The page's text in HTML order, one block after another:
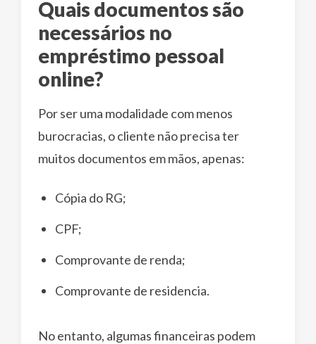
Quais documentos são
necessários no
empréstimo pessoal
online?
Por ser uma modalidade com menos
burocracias, o cliente não precisa ter
muitos documentos em mãos, apenas:
Cópia do RG;
CPF;
Comprovante de renda;
Comprovante de residencia.
No entanto, algumas financeiras podem